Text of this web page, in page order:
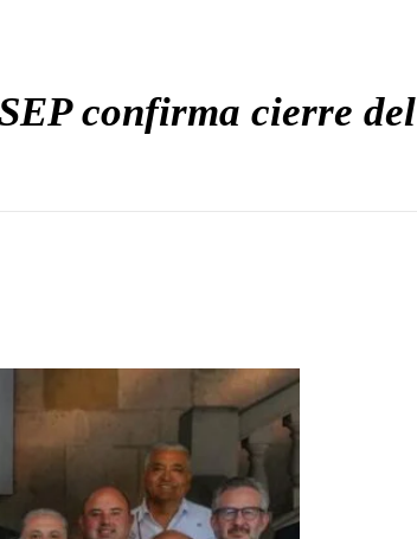
confirma cierre del